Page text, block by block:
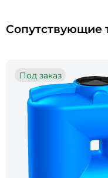
Сопутствующие
Под заказ